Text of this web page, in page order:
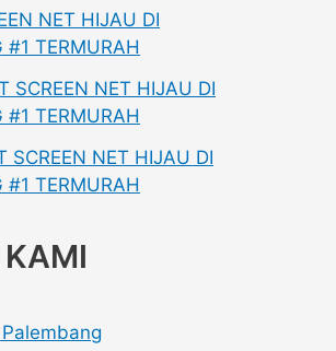
NET HIJAU DI
#1 TERMURAH
SCREEN NET HIJAU DI
#1 TERMURAH
SCREEN NET HIJAU DI
#1 TERMURAH